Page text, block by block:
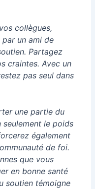
collègues,
par un ami de
Partagez
craintes. Avec un
pas seul dans
une partie du
seulement le poids
également
de foi.
que vous
en bonne santé
soutien témoigne